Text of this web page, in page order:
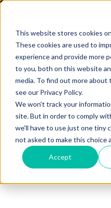
This website stores cookies
These cookies are used to
experience and provide more
to you, both on this website
media. To find out more about
see our Privacy Policy.
We won't track your
site. But in order to comply
we'll have to use just one tiny
not asked to make this choice
Accept
Afficher le
Soutien Shaper
Il n'y a aucune